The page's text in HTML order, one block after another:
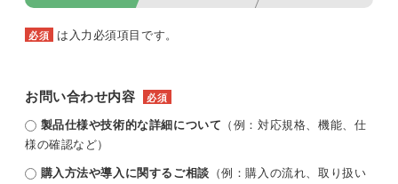
必須 は入力必須項目です。
お問い合わせ内容 必須
製品仕様や技術的な詳細について （例：対応規格、機能、仕
様の確認など）
購入方法や導入に関するご相談 （例：購入の流れ、取り扱い